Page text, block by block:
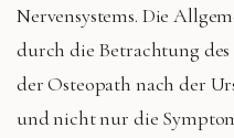
Nervensystems. Die
durch die Betrachtung des
der Osteopath nach der
und nicht nur die